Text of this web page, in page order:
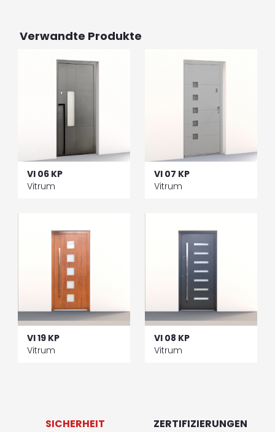
Verwandte Produkte
VI 06 KP
Vitrum
VI 07 KP
Vitrum
VI 19 KP
Vitrum
VI 08 KP
Vitrum
SICHERHEIT
ZERTIFIZIERUNGEN